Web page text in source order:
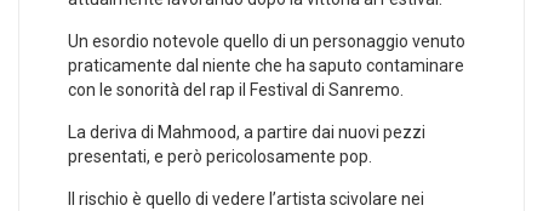
Un esordio notevole quello di un personaggio venuto
praticamente dal niente che ha saputo contaminare
con le sonorità del rap il Festival di Sanremo.
La deriva di Mahmood, a partire dai nuovi pezzi
presentati, e però pericolosamente pop.
Il rischio è quello di vedere l’artista scivolare nei